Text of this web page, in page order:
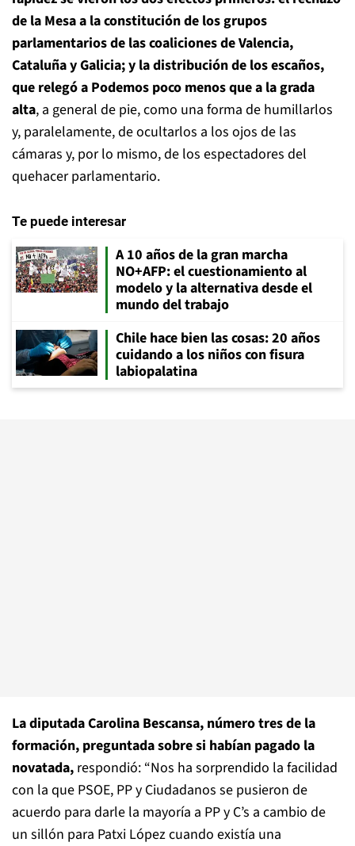
de la Mesa a la constitución de los grupos
parlamentarios de las coaliciones de Valencia,
Cataluña y Galicia; y la distribución de los escaños,
que relegó a Podemos poco menos que a la grada
alta, a general de pie, como una forma de humillarlos
y, paralelamente, de ocultarlos a los ojos de las
cámaras y, por lo mismo, de los espectadores del
quehacer parlamentario.
Te puede interesar
A 10 años de la gran marcha
NO+AFP: el cuestionamiento al
modelo y la alternativa desde el
mundo del trabajo
Chile hace bien las cosas: 20 años
cuidando a los niños con fisura
labiopalatina
La diputada Carolina Bescansa, número tres de la
formación, preguntada sobre si habían pagado la
novatada, respondió: “Nos ha sorprendido la facilidad
con la que PSOE, PP y Ciudadanos se pusieron de
acuerdo para darle la mayoría a PP y C’s a cambio de
un sillón para Patxi López cuando existía una